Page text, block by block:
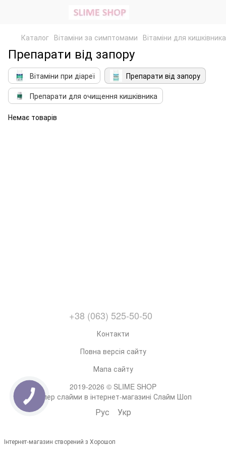
Каталог Вітаміни за симптомами Вітаміни для кишківника
Препарати від запору
Вітаміни при діареї
Препарати від запору
Препарати для очищення кишківника
Немає товарів
+38 (063) 525-50-50
Контакти
Повна версія сайту
Мапа сайту
2019-2026 © SLIME SHOP
Супер слайми в інтернет-магазині Слайм Шоп
Рус Укр
Інтернет-магазин створений з Хорошоп